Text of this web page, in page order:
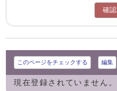
確認
このページをチェックする 編集
現在登録されていません。